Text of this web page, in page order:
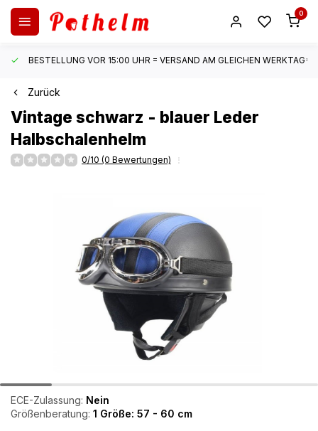
0
BESTELLUNG VOR 15:00 UHR = VERSAND AM GLEICHEN WERKTAG*
Zurück
Vintage schwarz - blauer Leder
Halbschalenhelm
0/10 (0 Bewertungen)
ECE-Zulassung: Nein
Größenberatung: 1 Größe: 57 - 60 cm